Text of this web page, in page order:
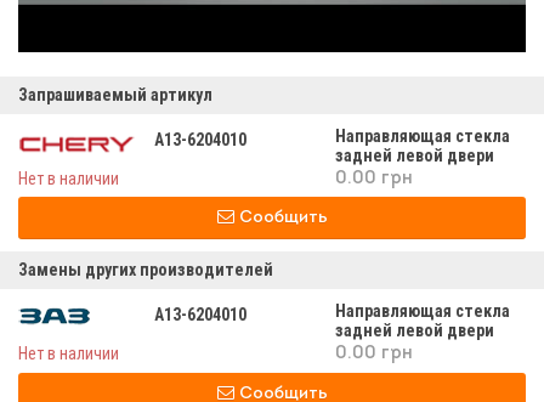
Запрашиваемый артикул
A13-6204010
Направляющая стекла
задней левой двери
а13-6204010
Нет в наличии 0.00 грн
Сообщить
Замены других производителей
A13-6204010
Направляющая стекла
задней левой двери
а13-6204010
Нет в наличии 0.00 грн
Сообщить